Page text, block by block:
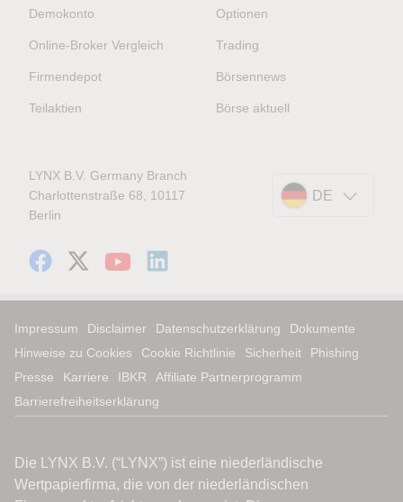
Demokonto
Online-Broker Vergleich
Firmendepot
Teilaktien
Optionen
Trading
Börsennews
Börse aktuell
LYNX B.V. Germany Branch
Charlottenstraße 68, 10117
Berlin
DE
Impressum Disclaimer Datenschutzerklärung
Dokumente
Hinweise zu Cookies
Cookie Richtlinie Sicherheit
Phishing
Presse
Karriere IBKR
Affiliate Partnerprogramm
Barrierefreiheitserklärung